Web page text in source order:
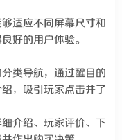
适应不同屏幕尺寸和
好的用户体验。
类导航，通过醒目的
，吸引玩家点击并了
介绍、玩家评价、下